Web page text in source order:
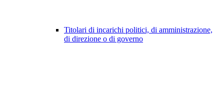
Titolari di incarichi politici, di amministrazione,
di direzione o di governo